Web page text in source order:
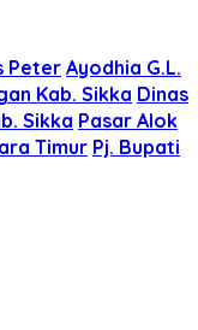
Peter Ayodhia G.L.
Kab. Sikka Dinas
Sikka Pasar Alok
Timur Pj. Bupati